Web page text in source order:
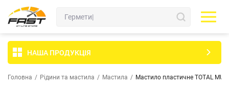
НАША ПРОДУКЦІЯ
Головна / Рідини та мастила / Мастила / Мастило пластичне TOTAL